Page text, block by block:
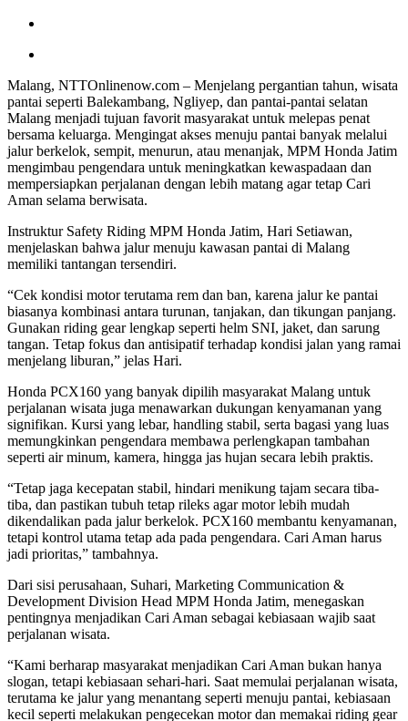
Malang, NTTOnlinenow.com – Menjelang pergantian tahun, wisata
pantai seperti Balekambang, Ngliyep, dan pantai-pantai selatan
Malang menjadi tujuan favorit masyarakat untuk melepas penat
bersama keluarga. Mengingat akses menuju pantai banyak melalui
jalur berkelok, sempit, menurun, atau menanjak, MPM Honda Jatim
mengimbau pengendara untuk meningkatkan kewaspadaan dan
mempersiapkan perjalanan dengan lebih matang agar tetap Cari
Aman selama berwisata.
Instruktur Safety Riding MPM Honda Jatim, Hari Setiawan,
menjelaskan bahwa jalur menuju kawasan pantai di Malang
memiliki tantangan tersendiri.
“Cek kondisi motor terutama rem dan ban, karena jalur ke pantai
biasanya kombinasi antara turunan, tanjakan, dan tikungan panjang.
Gunakan riding gear lengkap seperti helm SNI, jaket, dan sarung
tangan. Tetap fokus dan antisipatif terhadap kondisi jalan yang ramai
menjelang liburan,” jelas Hari.
Honda PCX160 yang banyak dipilih masyarakat Malang untuk
perjalanan wisata juga menawarkan dukungan kenyamanan yang
signifikan. Kursi yang lebar, handling stabil, serta bagasi yang luas
memungkinkan pengendara membawa perlengkapan tambahan
seperti air minum, kamera, hingga jas hujan secara lebih praktis.
“Tetap jaga kecepatan stabil, hindari menikung tajam secara tiba-
tiba, dan pastikan tubuh tetap rileks agar motor lebih mudah
dikendalikan pada jalur berkelok. PCX160 membantu kenyamanan,
tetapi kontrol utama tetap ada pada pengendara. Cari Aman harus
jadi prioritas,” tambahnya.
Dari sisi perusahaan, Suhari, Marketing Communication &
Development Division Head MPM Honda Jatim, menegaskan
pentingnya menjadikan Cari Aman sebagai kebiasaan wajib saat
perjalanan wisata.
“Kami berharap masyarakat menjadikan Cari Aman bukan hanya
slogan, tetapi kebiasaan sehari-hari. Saat memulai perjalanan wisata,
terutama ke jalur yang menantang seperti menuju pantai, kebiasaan
kecil seperti melakukan pengecekan motor dan memakai riding gear